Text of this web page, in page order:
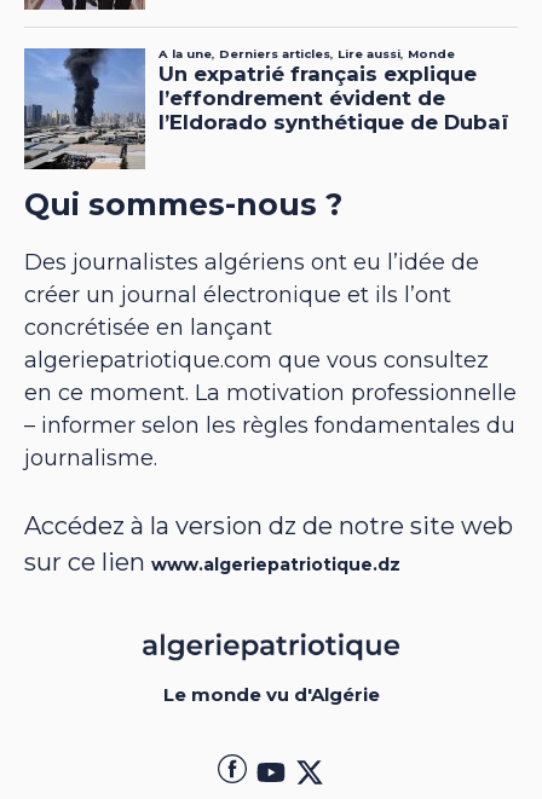
Qui sommes-nous ?
Des journalistes algériens ont eu l’idée de
créer un journal électronique et ils l’ont
concrétisée en lançant
algeriepatriotique.com que vous consultez
en ce moment. La motivation professionnelle
– informer selon les règles fondamentales du
journalisme.
Accédez à la version dz de notre site web
sur ce lien www.algeriepatriotique.dz
Le monde vu d'Algérie